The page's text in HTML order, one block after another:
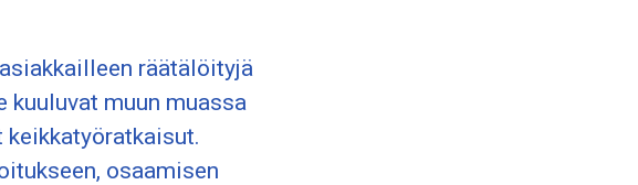
räätälöityjä
muun muassa
osaamisen